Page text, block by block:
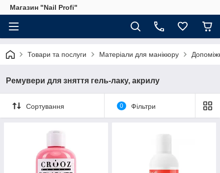
Магазин "Nail Profi"
Товари та послуги Матеріали для манікюру
Ремувери для зняття гель-лаку, акрилу
Сортування 0 Фільтри